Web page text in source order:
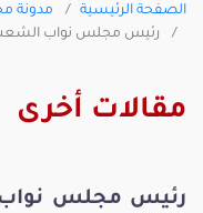
الصفحة الرئيسية
مدونة
رئيس مجلس نواب
مقالات أخرى
رئيس مجلس